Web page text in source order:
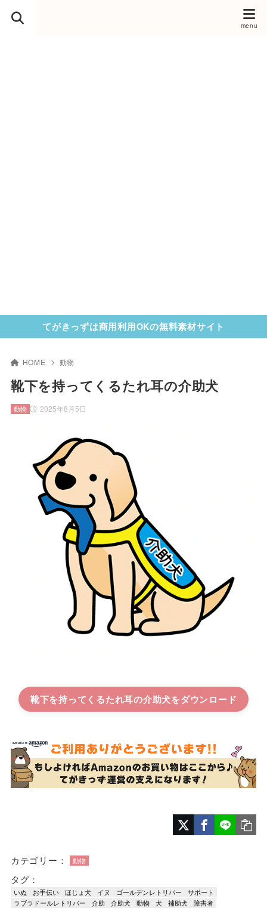
てがきっずは商用利用OKの無料素材サイト
HOME 動物
靴下を持ってくるたれ耳の介助犬
2025年8月5日
動物
靴下を持ってくるたれ耳の介助犬
カテゴリー： 動物
タグ：
いぬ お手伝い ほじょ犬 イヌ ゴールデンレトリバー
サポート
ラブラドールレトリバー
介助 介助犬 動物 犬 補助犬 障害者